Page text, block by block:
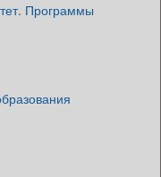
Программы